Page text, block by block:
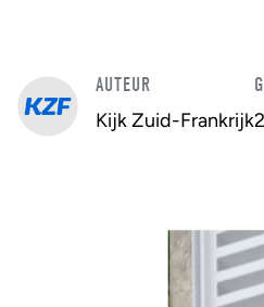
AUTEUR
Kijk Zuid-Frankrijk